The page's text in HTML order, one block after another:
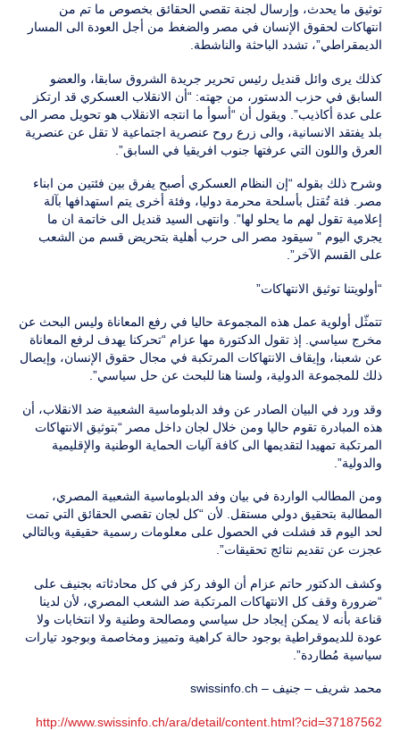
توثيق ما يحدث، وإرسال لجنة تقصي الحقائق بخصوص ما تم من
انتهاكات لحقوق الإنسان في مصر والضغط من أجل العودة الى المسار
الديمقراطي”، تشدد الباحثة والناشطة.
كذلك يرى وائل قنديل رئيس تحرير جريدة الشروق سابقا، والعضو
السابق في حزب الدستور، من جهته: “أن الانقلاب العسكري قد ارتكز
على عدة أكاذيب”. ويقول أن “أسوأ ما انتجه الانقلاب هو تحويل مصر الى
بلد يفتقد الانسانية، والى زرع روح عنصرية اجتماعية لا تقل عن عنصرية
العرق واللون التي عرفتها جنوب افريقيا في السابق”.
وشرح ذلك بقوله “إن النظام العسكري أصبح يفرق بين فئتين من ابناء
مصر. فئة تُقتل بأسلحة محرمة دوليا، وفئة أخرى يتم استهدافها بآلة
إعلامية تقول لهم ما يحلو لها”. وانتهى السيد قنديل الى خاتمة ان ما
يجري اليوم ” سيقود مصر الى حرب أهلية بتحريض قسم من الشعب
على القسم الآخر”.
“أولويتنا توثيق الانتهاكات”
تتمثّل أولوية عمل هذه المجموعة حاليا في رفع المعاناة وليس البحث عن
مخرج سياسي. إذ تقول الدكتورة مها عزام “تحركنا يهدف لرفع المعاناة
عن شعبنا، وإيقاف الانتهاكات المرتكبة في مجال حقوق الإنسان، وإيصال
ذلك للمجموعة الدولية، ولسنا هنا للبحث عن حل سياسي”.
وقد ورد في البيان الصادر عن وفد الدبلوماسية الشعبية ضد الانقلاب، أن
هذه المبادرة تقوم حاليا ومن خلال لجان داخل مصر “بتوثيق الانتهاكات
المرتكبة تمهيدا لتقديمها الى كافة آليات الحماية الوطنية والإقليمية
والدولية”.
ومن المطالب الواردة في بيان وفد الدبلوماسية الشعبية المصري،
المطالبة بتحقيق دولي مستقل. لأن “كل لجان تقصي الحقائق التي تمت
لحد اليوم قد فشلت في الحصول على معلومات رسمية حقيقية وبالتالي
عجزت عن تقديم نتائج تحقيقات”.
وكشف الدكتور حاتم عزام أن الوفد ركز في كل محادثاته بجنيف على
“ضرورة وقف كل الانتهاكات المرتكبة ضد الشعب المصري، لأن لدينا
قناعة بأنه لا يمكن إيجاد حل سياسي ومصالحة وطنية ولا انتخابات ولا
عودة للديموقراطية بوجود حالة كراهية وتمييز ومخاصمة وبوجود تيارات
سياسية مُطاردة”.
محمد شريف – جنيف – swissinfo.ch
http://www.swissinfo.ch/ara/detail/content.html?cid=37187562